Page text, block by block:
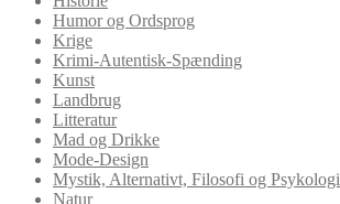
Humor og Ordsprog
Krige
Krimi-Autentisk-Spænding
Kunst
Landbrug
Litteratur
Mad og Drikke
Mode-Design
Mystik, Alternativt, Filosofi og Psykologi
Natur